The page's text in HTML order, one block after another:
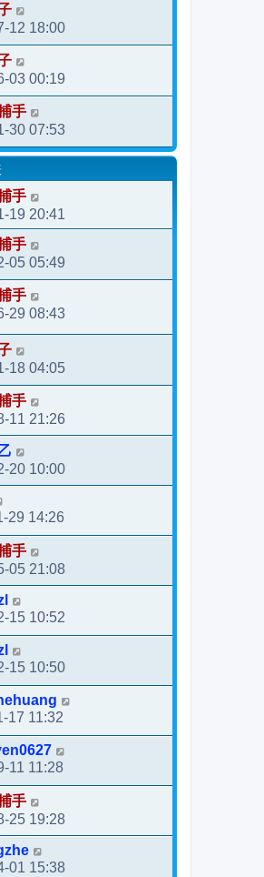
12 18:00
03 00:19
手
30 07:53
手
19 20:41
手
05 05:49
手
29 08:43
18 04:05
手
11 21:26
20 10:00
29 14:26
手
05 21:08
15 10:52
15 10:50
17 11:32
11 11:28
手
25 19:28
01 15:38